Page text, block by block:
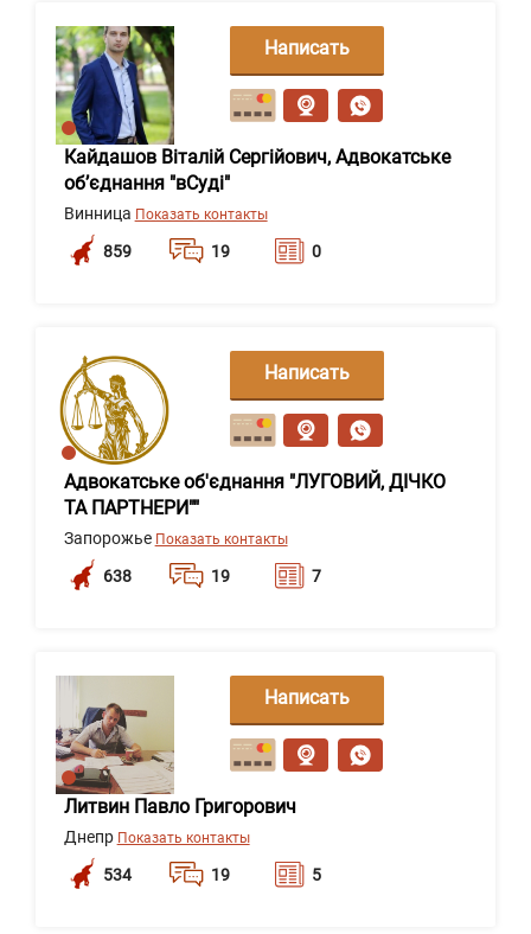
Кайдашов Віталій Сергійович, Адвокатське
об’єднання "вСуді"
Винница Показать контакты
859 19 0
Написать
сообщение
Адвокатське об'єднання "ЛУГОВИЙ, ДІЧКО
ТА ПАРТНЕРИ""
Запорожье Показать контакты
638 19 7
Написать
сообщение
Литвин Павло Григорович
Днепр Показать контакты
534 19 5
Написать
сообщение